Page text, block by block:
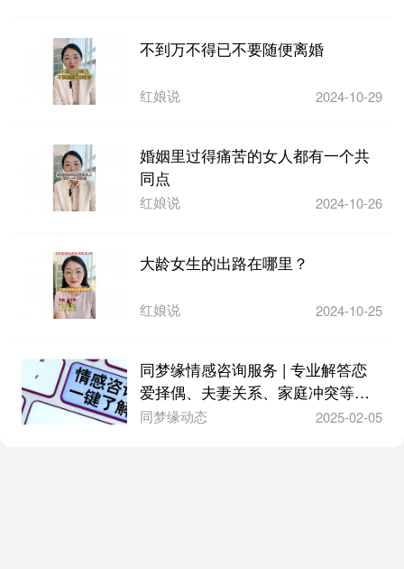
不到万不得已不要随便离婚
红娘说 2024-10-29
婚姻里过得痛苦的女人都有一个共
同点
红娘说 2024-10-26
大龄女生的出路在哪里？
红娘说 2024-10-25
同梦缘情感咨询服务 | 专业解答恋
爱择偶、夫妻关系、家庭冲突等问
题
同梦缘动态 2025-02-05